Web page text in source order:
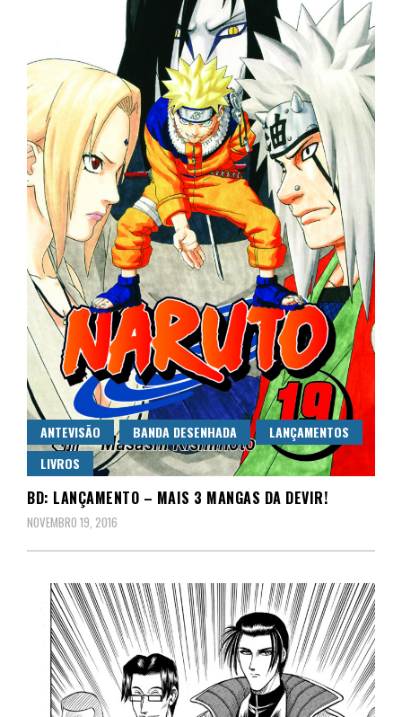
ANTEVISÃO BANDA DESENHADA
LANÇAMENTOS
LIVROS
BD: LANÇAMENTO – MAIS 3 MANGAS DA DEVIR!
NOVEMBRO 19, 2016